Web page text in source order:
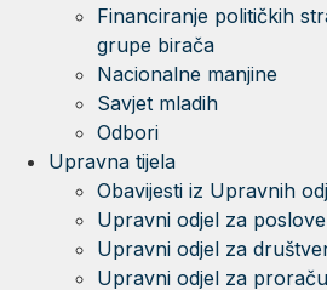
Financiranje političkih
grupe birača
Nacionalne manjine
Savjet mladih
Odbori
Upravna tijela
Obavijesti iz Upravnih
Upravni odjel za
Upravni odjel za
Upravni odjel za